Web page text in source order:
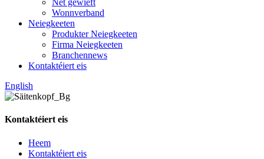
Net gewieft
Wonnverband
Neiegkeeten
Produkter Neiegkeeten
Firma Neiegkeeten
Branchennews
Kontaktéiert eis
English
Kontaktéiert eis
Heem
Kontaktéiert eis